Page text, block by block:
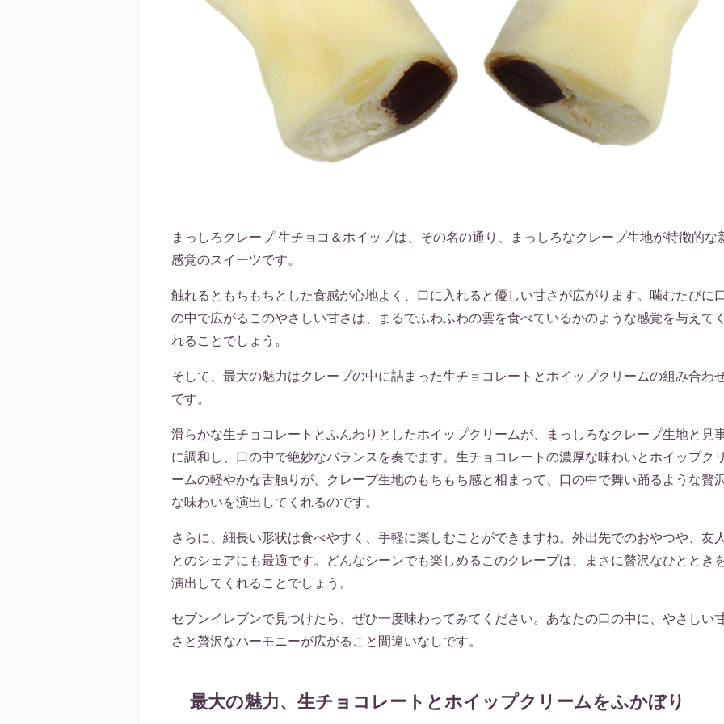
まっしろクレープ 生チョコ＆ホイップは、その名の通り、まっしろなクレープ生地が特徴的な
感覚のスイーツです。
触れるともちもちとした食感が心地よく、口に入れると優しい甘さが広がります。噛むたびに
の中で広がるこのやさしい甘さは、まるでふわふわの雲を食べているかのような感覚を与えてく
れることでしょう。
そして、最大の魅力はクレープの中に詰まった生チョコレートとホイップクリームの組み合わ
です。
滑らかな生チョコレートとふんわりとしたホイップクリームが、まっしろなクレープ生地と見
に調和し、口の中で絶妙なバランスを奏でます。生チョコレートの濃厚な味わいとホイップクリ
ームの軽やかな舌触りが、クレープ生地のもちもち感と相まって、口の中で舞い踊るような贅
な味わいを演出してくれるのです。
さらに、細長い形状は食べやすく、手軽に楽しむことができますね。外出先でのおやつや、友人
とのシェアにも最適です。どんなシーンでも楽しめるこのクレープは、まさに贅沢なひととき
演出してくれることでしょう。
セブンイレブンで見つけたら、ぜひ一度味わってみてください。あなたの口の中に、やさしい
さと贅沢なハーモニーが広がること間違いなしです。
最大の魅力、生チョコレートとホイップクリームをふかぼり